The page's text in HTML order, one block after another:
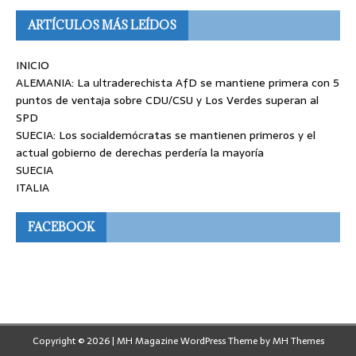
ARTÍCULOS MÁS LEÍDOS
INICIO
ALEMANIA: La ultraderechista AfD se mantiene primera con 5
puntos de ventaja sobre CDU/CSU y Los Verdes superan al
SPD
SUECIA: Los socialdemócratas se mantienen primeros y el
actual gobierno de derechas perdería la mayoría
SUECIA
ITALIA
FACEBOOK
Copyright © 2026 | MH Magazine WordPress Theme byMH Themes